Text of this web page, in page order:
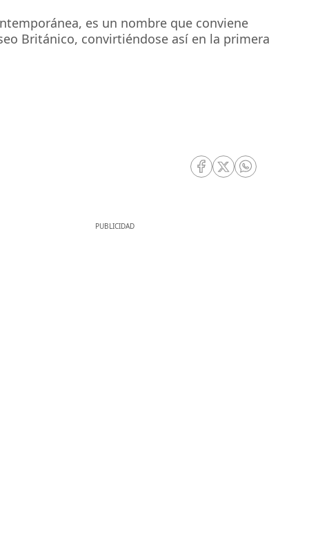
es un nombre que conviene
Británico, convirtiéndose así en la primera
RRSS Facebook
RRSS Twitter
RRSS